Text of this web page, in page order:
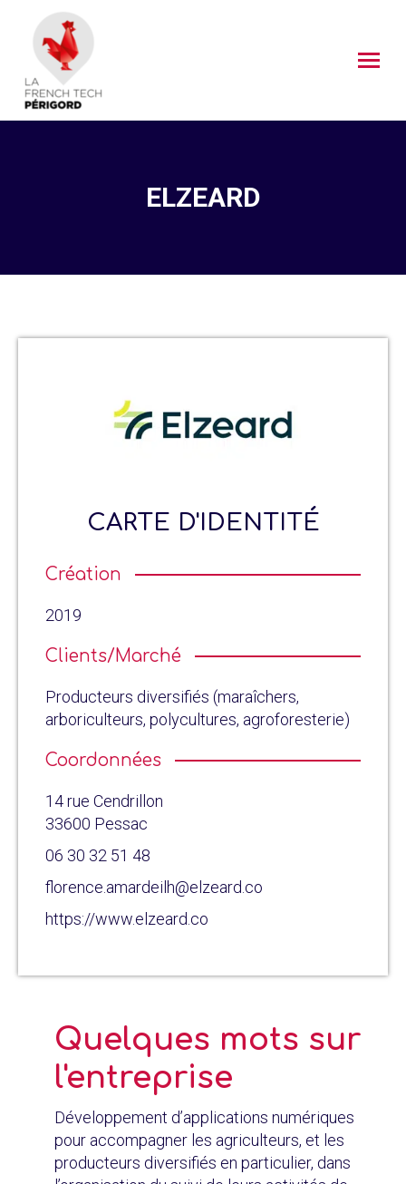
ELZEARD
CARTE D'IDENTITÉ
Création
2019
Clients/Marché
Producteurs diversifiés (maraîchers,
arboriculteurs, polycultures, agroforesterie)
Coordonnées
14 rue Cendrillon
33600 Pessac
06 30 32 51 48
florence.amardeilh@elzeard.co
https://www.elzeard.co
Quelques mots sur
l'entreprise
Développement d’applications numériques
pour accompagner les agriculteurs, et les
producteurs diversifiés en particulier, dans